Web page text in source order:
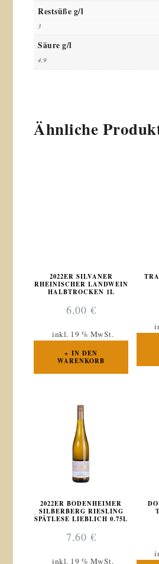
Restsüße g/l
3
Säure g/l
4,9
Ähnliche
2022ER SILVANER
RHEINISCHER LANDWEIN
HALBTROCKEN 1L
6,00 €
inkl. 19 % MwSt.
IN DEN
WARENKORB
2022ER BODENHEIMER
SILBERBERG RIESLING
SPÄTLESE LIEBLICH 0.75L
7,60 €
inkl. 19 % MwSt.